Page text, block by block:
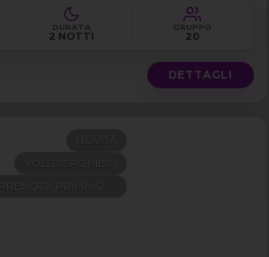
DURATA
2 NOTTI
GRUPPO
20
DETTAGLI